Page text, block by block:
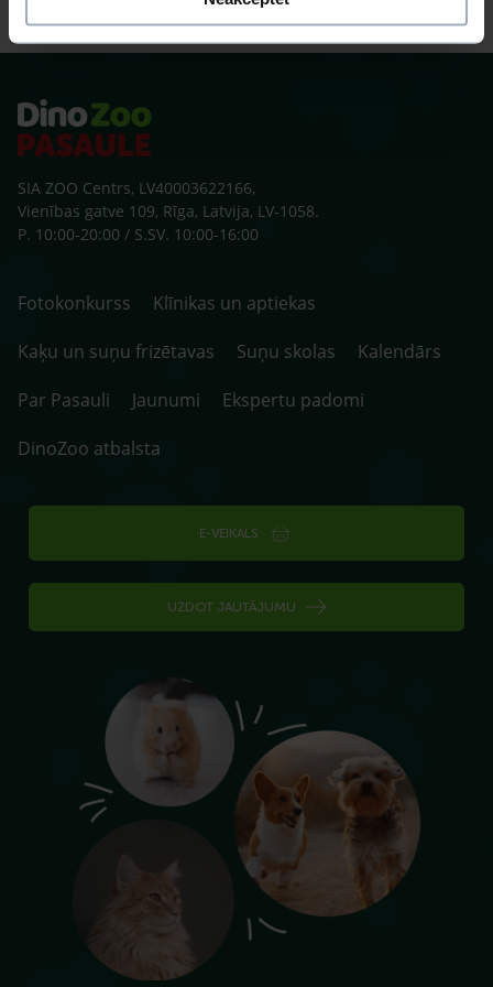
SIA ZOO Centrs, LV40003622166,
Vienības gatve 109, Rīga, Latvija, LV-1058.
P. 10:00-20:00 / S.SV. 10:00-16:00
Fotokonkurss
Klīnikas un aptiekas
Kaķu un suņu frizētavas
Suņu skolas
Kalendārs
Par Pasauli
Jaunumi
Ekspertu padomi
DinoZoo atbalsta
E-VEIKALS
UZDOT JAUTĀJUMU